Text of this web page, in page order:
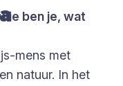
ben je, wat
mens met
natuur. In het